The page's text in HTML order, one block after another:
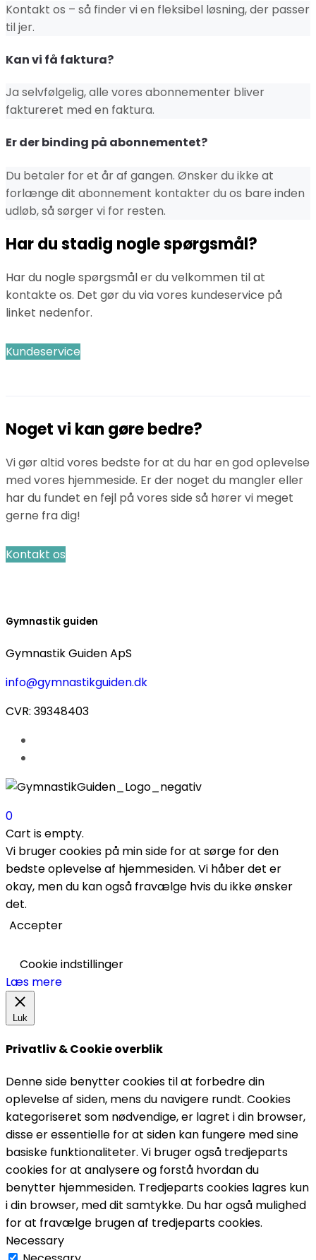
Kontakt os – så finder vi en fleksibel løsning, der passer
til jer.
Kan vi få faktura?
Ja selvfølgelig, alle vores abonnementer bliver
faktureret med en faktura.
Er der binding på abonnementet?
Du betaler for et år af gangen. Ønsker du ikke at
forlænge dit abonnement kontakter du os bare inden
udløb, så sørger vi for resten.
Har du stadig nogle spørgsmål?
Har du nogle spørgsmål er du velkommen til at
kontakte os. Det gør du via vores kundeservice på
linket nedenfor.
Kundeservice
Noget vi kan gøre bedre?
Vi gør altid vores bedste for at du har en god oplevelse
med vores hjemmeside. Er der noget du mangler eller
har du fundet en fejl på vores side så hører vi meget
gerne fra dig!
Kontakt os
Gymnastik guiden
Gymnastik Guiden ApS
info@gymnastikguiden.dk
CVR: 39348403
0
Cart is empty.
Vi bruger cookies på min side for at sørge for den
bedste oplevelse af hjemmesiden. Vi håber det er
okay, men du kan også fravælge hvis du ikke ønsker
det.
Accepter
Cookie indstillinger
Læs mere
Luk
Privatliv & Cookie overblik
Denne side benytter cookies til at forbedre din
oplevelse af siden, mens du navigere rundt. Cookies
kategoriseret som nødvendige, er lagret i din browser,
disse er essentielle for at siden kan fungere med sine
basiske funktionaliteter. Vi bruger også tredjeparts
cookies for at analysere og forstå hvordan du
benytter hjemmesiden. Tredjeparts cookies lagres kun
i din browser, med dit samtykke. Du har også mulighed
for at fravælge brugen af tredjeparts cookies.
Necessary